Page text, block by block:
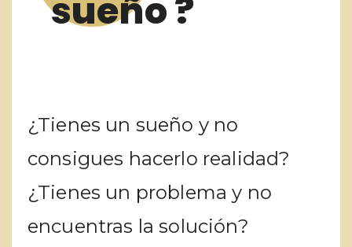
sueño ?
¿Tienes un sueño y no
consigues hacerlo realidad?
¿Tienes un problema y no
encuentras la solución?